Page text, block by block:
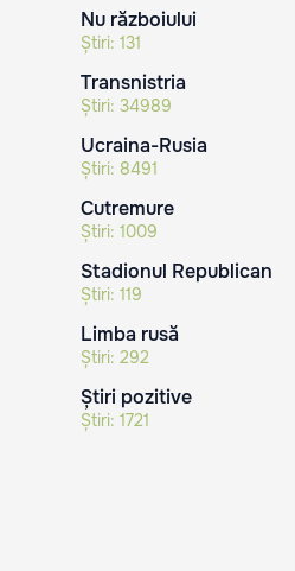
Nu războiului
Știri: 131
Transnistria
Știri: 34989
Ucraina-Rusia
Știri: 8491
Cutremure
Știri: 1009
Stadionul Republican
Știri: 119
Limba rusă
Știri: 292
Știri pozitive
Știri: 1721